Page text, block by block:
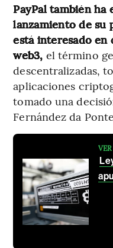
PayPal también
lanzamiento de su
está interesado en
web3, el término
descentralizadas,
aplicaciones
tomado una
Fernández da